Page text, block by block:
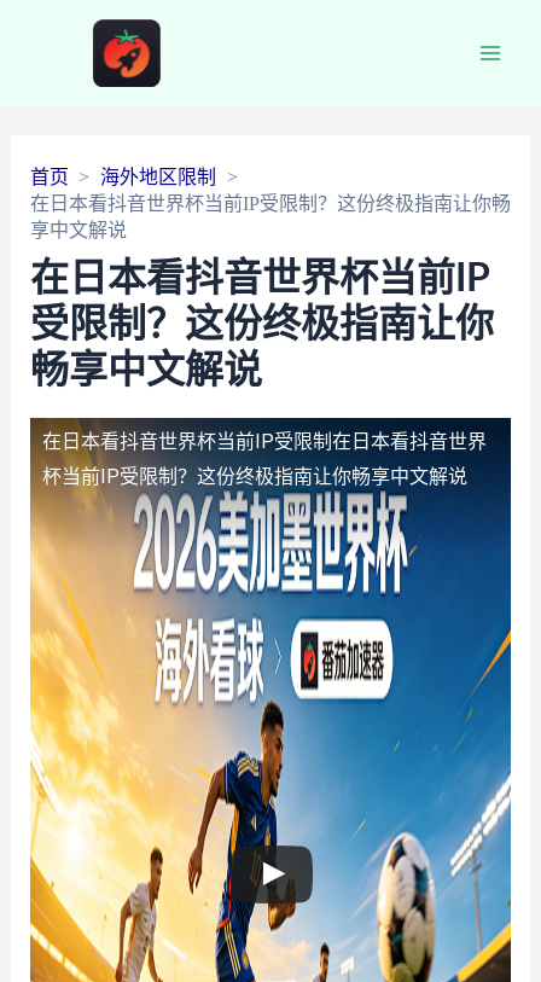
首页
海外地区限制
在日本看抖音世界杯当前IP受限制？这份终极指南让你畅
享中文解说
在日本看抖音世界杯当前IP
受限制？这份终极指南让你
畅享中文解说
在日本看抖音世界杯当前IP受限制 在日本看抖音世界
杯当前IP受限制？这份终极指南让你畅享中文解说